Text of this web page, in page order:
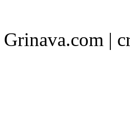
Grinava.com |